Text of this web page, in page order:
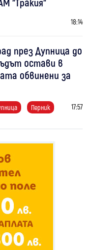
18:14
през Дупница до
остави в
обвинени за
Перник 17:57